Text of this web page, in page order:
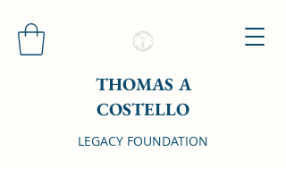
THOMAS A
COSTELLO
LEGACY FOUNDATION